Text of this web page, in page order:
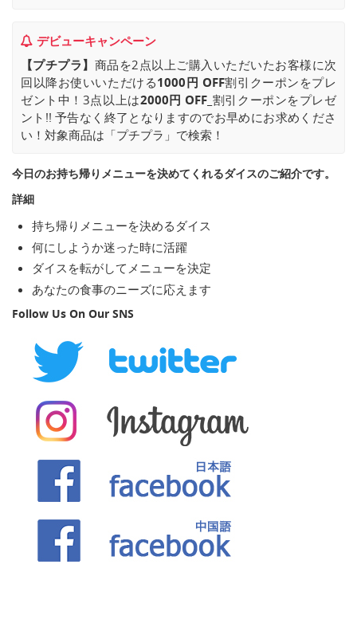
デビューキャンペーン
【プチプラ】 商品を2点以上ご購入いただいたお客様に次
回以降お使いいただける1000円 OFF割引クーポンをプレ
ゼント中！3点以上は2000円 OFF_ 割引クーポンをプレゼ
ント!! 予告なく終了となりますのでお早めにお求めくださ
い！対象商品は「プチプラ」で検索！
今日のお持ち帰りメニューを決めてくれるダイスのご紹介です。
詳細
持ち帰りメニューを決めるダイス
何にしようか迷った時に活躍
ダイスを転がしてメニューを決定
あなたの食事のニーズに応えます
Follow Us On Our SNS